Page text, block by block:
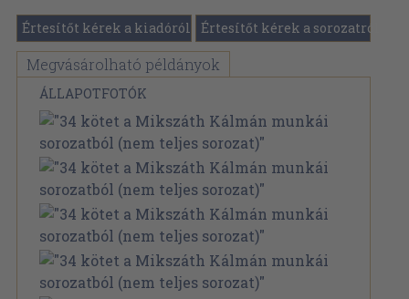
Értesítőt kérek a kiadóról Értesítőt kérek a sorozatról
Megvásárolható példányok
ÁLLAPOTFOTÓK